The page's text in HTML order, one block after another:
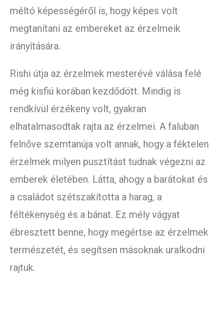
méltó képességéről is, hogy képes volt
megtanítani az embereket az érzelmeik
irányítására.
Rishi útja az érzelmek mesterévé válása felé
még kisfiú korában kezdődött. Mindig is
rendkívül érzékeny volt, gyakran
elhatalmasodtak rajta az érzelmei. A faluban
felnőve szemtanúja volt annak, hogy a féktelen
érzelmek milyen pusztítást tudnak végezni az
emberek életében. Látta, ahogy a barátokat és
a családot szétszakította a harag, a
féltékenység és a bánat. Ez mély vágyat
ébresztett benne, hogy megértse az érzelmek
természetét, és segítsen másoknak uralkodni
rajtuk.